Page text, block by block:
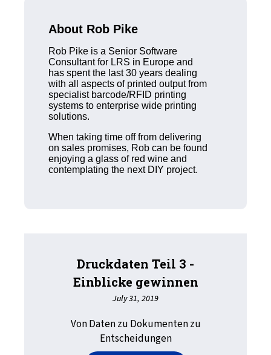
About Rob Pike
Rob Pike is a Senior Software
Consultant for LRS in Europe and
has spent the last 30 years dealing
with all aspects of printed output from
specialist barcode/RFID printing
systems to enterprise wide printing
solutions.
When taking time off from delivering
on sales promises, Rob can be found
enjoying a glass of red wine and
contemplating the next DIY project.
Druckdaten Teil 3 -
Einblicke gewinnen
July 31, 2019
Von Daten zu Dokumenten zu
Entscheidungen